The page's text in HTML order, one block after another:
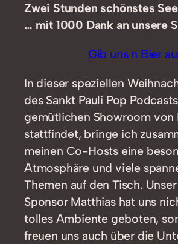
Zwei Stunden schönstes
… mit 1000 Dank an unsere
Gib uns n Bier
In dieser speziellen
des Sankt Pauli Pop
gemütlichen Showroom von
stattfindet, bringe ich
meinen Co-Hosts eine
Atmosphäre und viele
Themen auf den Tisch.
Sponsor Matthias hat uns
tolles Ambiente geboten,
freuen uns auch über die